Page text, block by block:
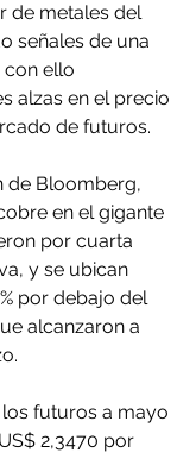
de metales del
señales de una
ello
alzas en el precio
de futuros.
de Bloomberg,
en el gigante
por cuarta
y se ubican
por debajo del
alcanzaron a
futuros a mayo
2,3470 por